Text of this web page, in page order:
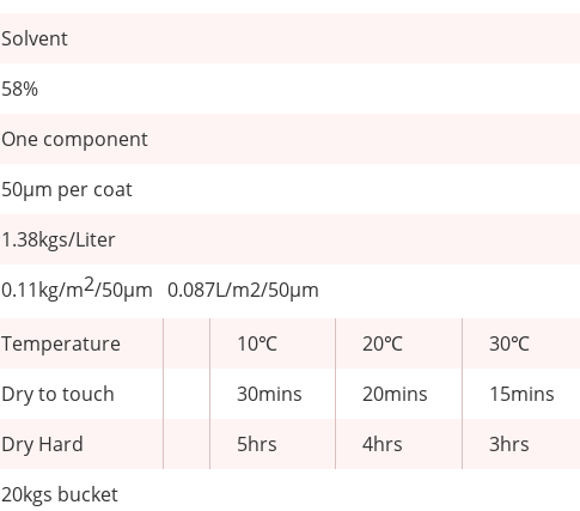
Solvent
58%
One component
50μm per coat
1.38kgs/Liter
0.11kg/m2/50μm 0.087L/m2/50μm
Temperature 10℃ 20℃
30℃
Dry to touch
30mins 20mins
15mins
Dry Hard
5hrs 4hrs
3hrs
20kgs bucket